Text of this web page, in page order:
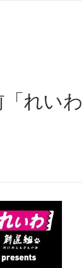
「れい